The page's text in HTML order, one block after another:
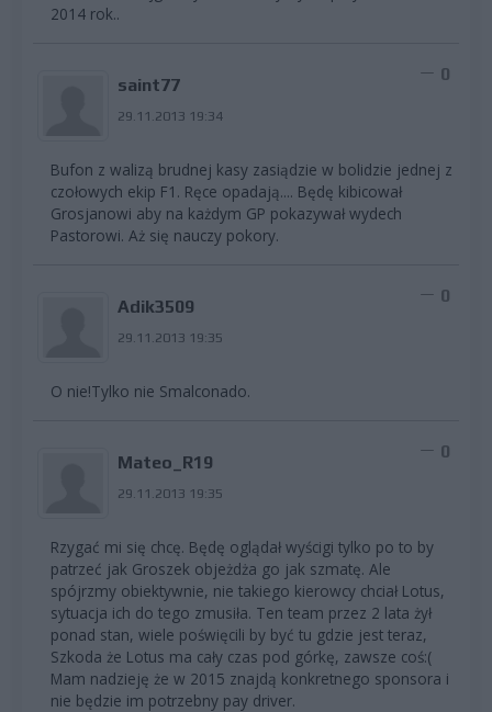
2014 rok..
saint77
29.11.2013 19:34
0
Bufon z walizą brudnej kasy zasiądzie w bolidzie jednej z
czołowych ekip F1. Ręce opadają.... Będę kibicował
Grosjanowi aby na każdym GP pokazywał wydech
Pastorowi. Aż się nauczy pokory.
Adik3509
29.11.2013 19:35
0
O nie!Tylko nie Smalconado.
Mateo_R19
29.11.2013 19:35
0
Rzygać mi się chcę. Będę oglądał wyścigi tylko po to by
patrzeć jak Groszek objeżdża go jak szmatę. Ale
spójrzmy obiektywnie, nie takiego kierowcy chciał Lotus,
sytuacja ich do tego zmusiła. Ten team przez 2 lata żył
ponad stan, wiele poświęcili by być tu gdzie jest teraz,
Szkoda że Lotus ma cały czas pod górkę, zawsze coś:(
Mam nadzieję że w 2015 znajdą konkretnego sponsora i
nie będzie im potrzebny pay driver.